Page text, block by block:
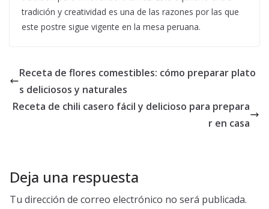
tradición y creatividad es una de las razones por las que
este postre sigue vigente en la mesa peruana.
Receta de flores comestibles: cómo preparar plato
s deliciosos y naturales
Receta de chili casero fácil y delicioso para prepara
r en casa
Deja una respuesta
Tu dirección de correo electrónico no será publicada.